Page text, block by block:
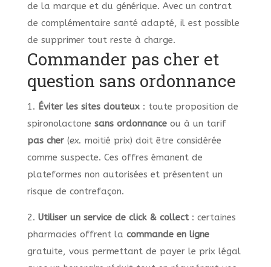
de la marque et du générique. Avec un contrat
de complémentaire santé adapté, il est possible
de supprimer tout reste à charge.
Commander pas cher et
question sans ordonnance
1. Éviter les sites douteux: toute proposition de
spironolactone sans ordonnanceou à un tarif
pas cher(ex. moitié prix) doit être considérée
comme suspecte. Ces offres émanent de
plateformes non autorisées et présentent un
risque de contrefaçon.
2. Utiliser un service de click & collect: certaines
pharmacies offrent la commande en ligne
gratuite, vous permettant de payer le prix légal